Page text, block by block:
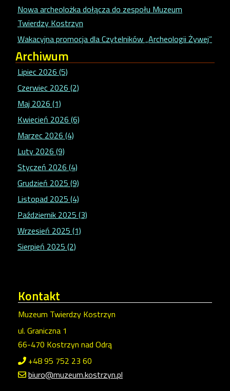
Nowa archeolożka dołącza do zespołu Muzeum
Twierdzy Kostrzyn
Wakacyjna promocja dla Czytelników „Archeologii Żywej”
Archiwum
Lipiec 2026 (5)
Czerwiec 2026 (2)
Maj 2026 (1)
Kwiecień 2026 (6)
Marzec 2026 (4)
Luty 2026 (9)
Styczeń 2026 (4)
Grudzień 2025 (9)
Listopad 2025 (4)
Październik 2025 (3)
Wrzesień 2025 (1)
Sierpień 2025 (2)
Kontakt
Muzeum Twierdzy Kostrzyn
ul. Graniczna 1
66-470 Kostrzyn nad Odrą
+48 95 752 23 60
biuro@muzeum.kostrzyn.pl